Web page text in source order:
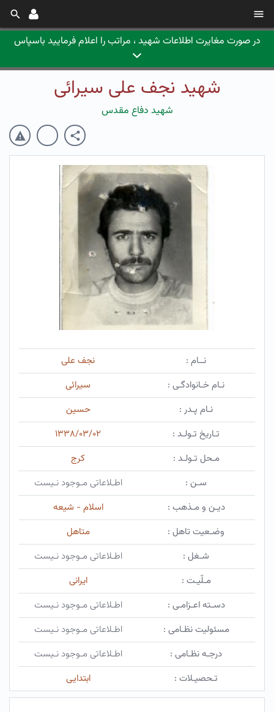
در صورت مغایرت اطلاعات شهید ، مراتب را اعلام فرمایید باسپاس
شهید نجف علی سیرائی
شهید دفاع مقدس
نــام :
نجف علی
نـام خـانوادگـی :
سیرائی
نـام پـدر :
حسین
تـاریخ تـولـد :
۱۳۳۸/۰۳/۰۲
مـحل تـولـد :
کرج
سـن :
اطـلاعاتی مـوجود نـیست
دیـن و مـذهب :
اسلام - شیعه
وضـعیت تاهل :
متاهل
شـغل :
اطـلاعاتی مـوجود نـیست
مـلّیـت :
ایرانی
دسـته اعـزامـی :
اطـلاعاتی مـوجود نـیست
مسئولیت نظـامی :
اطـلاعاتی مـوجود نـیست
درجـه نظـامی :
اطـلاعاتی مـوجود نـیست
تـحصیـلات :
ابتدایی